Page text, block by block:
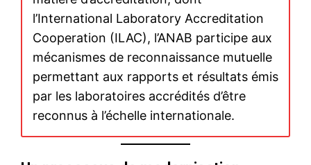
Officiel : Mojtaba, fils de
Khamenei désigné nouveau
guide suprême de l’Iran
8 March 2026
In "Moyen-Orient"